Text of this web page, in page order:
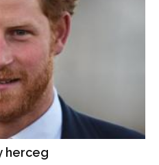
herceg